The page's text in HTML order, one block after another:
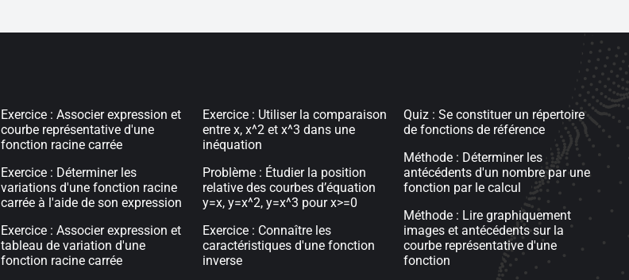
Exercice : Associer expression et
courbe représentative d'une
fonction racine carrée
Exercice : Déterminer les
variations d'une fonction racine
carrée à l'aide de son expression
Exercice : Associer expression et
tableau de variation d'une
fonction racine carrée
Exercice : Utiliser la comparaison
entre x, x^2 et x^3 dans une
inéquation
Problème : Étudier la position
relative des courbes d’équation
y=x, y=x^2, y=x^3 pour x>=0
Exercice : Connaître les
caractéristiques d'une fonction
inverse
Quiz : Se constituer un répertoire
de fonctions de référence
Méthode : Déterminer les
antécédents d'un nombre par une
fonction par le calcul
Méthode : Lire graphiquement
images et antécédents sur la
courbe représentative d'une
fonction